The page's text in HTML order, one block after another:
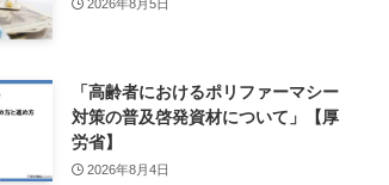
2026年8月5日
「高齢者におけるポリファーマシー
対策の普及啓発資材について」【厚
労省】
2026年8月4日